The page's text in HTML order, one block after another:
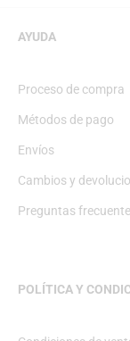
AYUDA
Proceso de compra
Métodos de pago
Envíos
Cambios y
Preguntas
POLÍTICA Y